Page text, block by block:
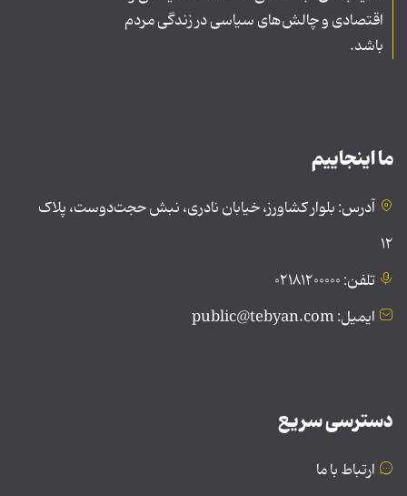
اقتصادی و چالش‌های سیاسی در زندگی مردم
باشد.
ما اینجاییم
آدرس: بلوار کشاورز، خیابان نادری، نبش حجت‌دوست، پلاک
۱۲
تلفن: ۰۲۱۸۱۲۰۰۰۰۰
ایمیل: public@tebyan.com
دسترسی سریع
ارتباط با ما